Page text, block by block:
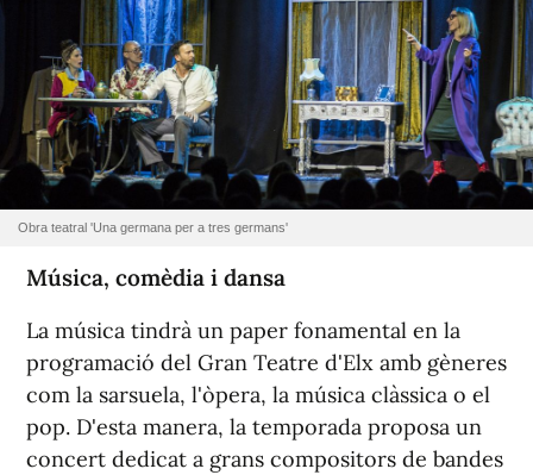
Obra teatral 'Una germana per a tres germans'
Música, comèdia i dansa
La música tindrà un paper fonamental en la
programació del Gran Teatre d'Elx amb gèneres
com la sarsuela, l'òpera, la música clàssica o el
pop. D'esta manera, la temporada proposa un
concert dedicat a grans compositors de bandes